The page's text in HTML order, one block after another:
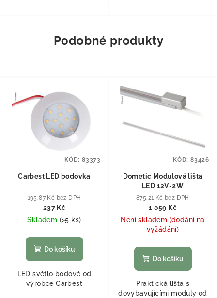
Podobné produkty
Carbest LED bodovka
195,87 Kč bez DPH
237 Kč
Skladem (>5 ks)
Do košíku
LED světlo bodové od
výrobce Carbest
KÓD: 83373
Dometic Modulová lišta
LED 12V-2W
875,21 Kč bez DPH
1 059 Kč
Není skladem (dodání na
vyžádání)
Do košíku
Praktická lišta s
dovybavujícími moduly od
KÓD: 83426